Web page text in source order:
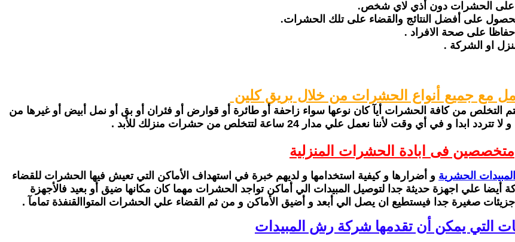
على الحشرات دون أذي لاي شخص.
على أفضل النتائج والقضاء على تلك الحشرات.
على صحة الافراد .
او الشركة .
مع جميع أنواع الحشرات من خلال بريق كلين
فيتم التخلص من كافة الحشرات أيآ كان نوعها سواء زاحفة أو طائرة أو قوارض أو فئران أو بق أو نمل أبيض أو غيرها من
لأننا نعمل علي مدار 24 ساعة لتتخلص من حشرات منزلك للأبد .
متخصصين فى ابادة الحشرات المنزلية
المبيدات الحشرية و أضرارها و كيفية استخدامها و لديهم خبرة في استهداف الأماكن التي تعيش فيها الحشرات للقضاء
أيضا علي اجهزة حديثة جدا لتوصيل المبيدات الي أماكن تواجد الحشرات مهما كان مكانها ضيق أو بعيد فالأجهزة
صغيرة جدا فيستطيع ان يصل الي أبعد و أضيق الأماكن و من ثم القضاء علي الحشرات المتواالقنفذة تمامآ .
التي يمكن أن تقدمها شركة رش المبيدات